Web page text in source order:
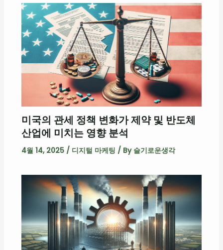
미국의 관세 정책 변화가 제약 및 반도체
산업에 미치는 영향 분석
4월 14, 2025 / 디지털 마케팅 / By 슬기로운생각